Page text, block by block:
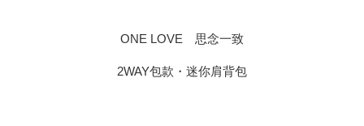
ONE LOVE 思念一致
2WAY包款・迷你肩背包